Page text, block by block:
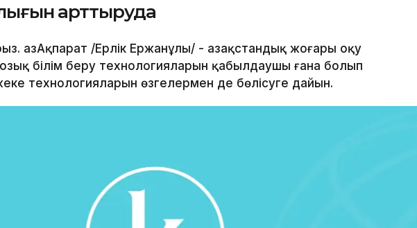
арттыруда
ҚазАқпарат /Ерлік Ержанұлы/ - Қазақстандық жоғары оқу
білім беру технологияларын қабылдаушы ғана болып
технологияларын өзгелермен де бөлісуге дайын.